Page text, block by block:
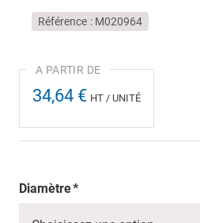
Référence M020964
34,64 € HT / UNITÉ
Diamètre